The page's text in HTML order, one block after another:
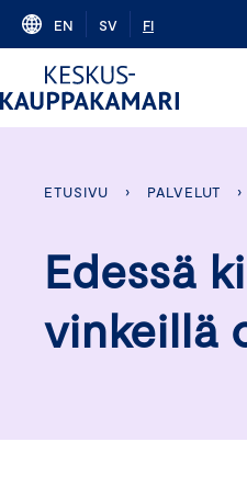
Skip
content
EN SV FI
ETUSIVU › PALVELUT ›
Edessä
vinkeillä